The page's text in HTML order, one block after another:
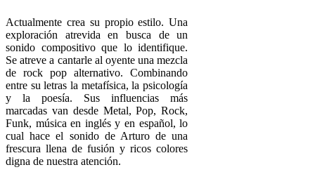
Actualmente crea su propio estilo. Una
exploración atrevida en busca de un
sonido compositivo que lo identifique.
Se atreve a cantarle al oyente una mezcla
de rock pop alternativo. Combinando
entre su letras la metafísica, la psicología
y la poesía. Sus influencias más
marcadas van desde Metal, Pop, Rock,
Funk, música en inglés y en español, lo
cual hace el sonido de Arturo de una
frescura llena de fusión y ricos colores
digna de nuestra atención.